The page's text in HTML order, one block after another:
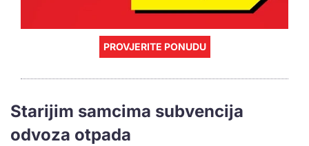
PROVJERITE PONUDU
Starijim samcima subvencija
odvoza otpada